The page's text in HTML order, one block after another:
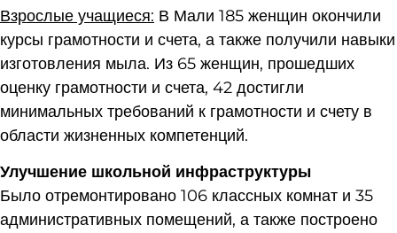
Взрослые учащиеся: В Мали 185 женщин окончили
курсы грамотности и счета, а также получили навыки
изготовления мыла. Из 65 женщин, прошедших
оценку грамотности и счета, 42 достигли
минимальных требований к грамотности и счету в
области жизненных компетенций.
Улучшение школьной инфраструктуры
Было отремонтировано 106 классных комнат и 35
административных помещений, а также построено